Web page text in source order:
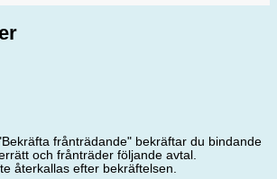
frånträdande" bekräftar du bindande
och frånträder följande avtal.
återkallas efter bekräftelsen.